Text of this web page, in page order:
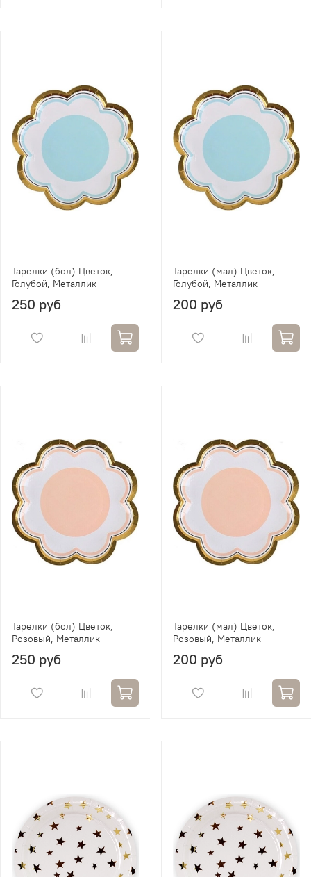
Тарелки (бол) Цветок,
Голубой, Металлик
250 руб
Тарелки (мал) Цветок,
Голубой, Металлик
200 руб
Тарелки (бол) Цветок,
Розовый, Металлик
250 руб
Тарелки (мал) Цветок,
Розовый, Металлик
200 руб